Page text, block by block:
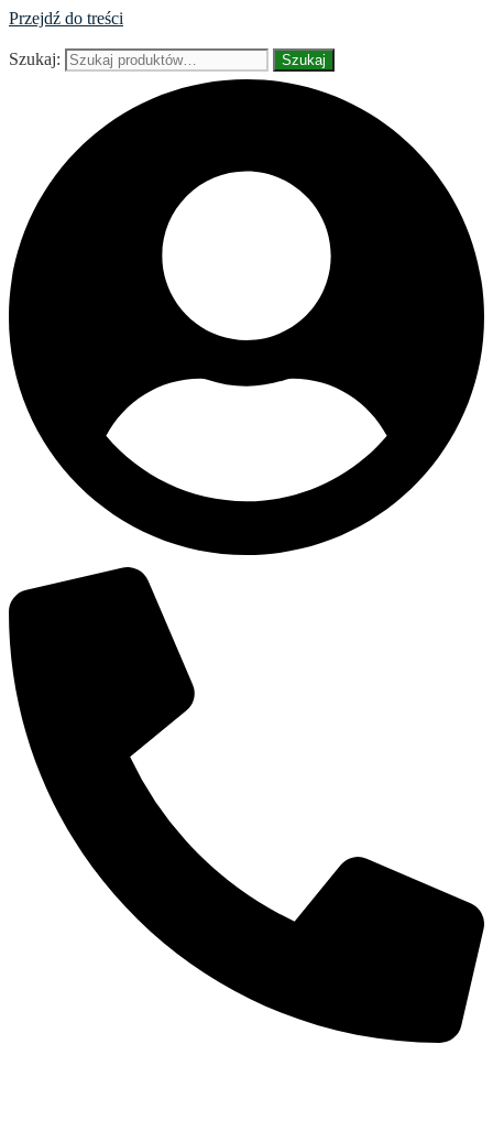
Przejdź do treści
Szukaj: Szukaj